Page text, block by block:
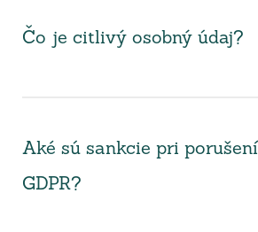
Čo je citlivý osobný údaj?
Aké sú sankcie pri porušení
GDPR?